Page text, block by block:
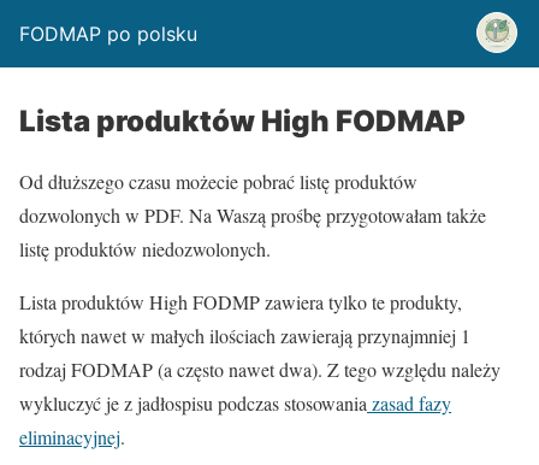
FODMAP po polsku
Lista produktów High FODMAP
Od dłuższego czasu możecie pobrać listę produktów
dozwolonych w PDF. Na Waszą prośbę przygotowałam także
listę produktów niedozwolonych.
Lista produktów High FODMP zawiera tylko te produkty,
których nawet w małych ilościach zawierają przynajmniej 1
rodzaj FODMAP (a często nawet dwa). Z tego względu należy
wykluczyć je z jadłospisu podczas stosowania zasad fazy
eliminacyjnej.